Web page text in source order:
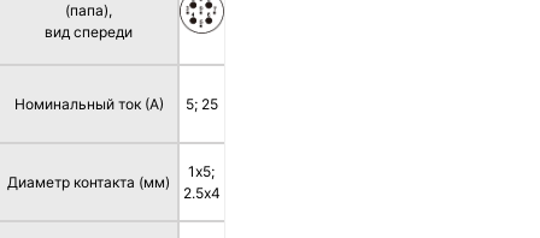
(папа),
вид спереди
Номинальный ток (А)
Диаметр контакта (мм)
5; 25
1х5;
2.5х4